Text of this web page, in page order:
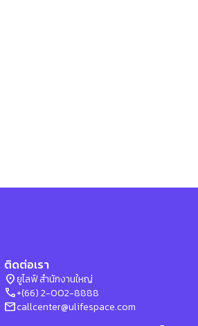
ติดต่อเรา
location_onยูไลฟ์ สำนักงานใหญ่
phone+(66) 2-002-8888
mailcallcenter@ulifespace.com